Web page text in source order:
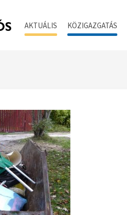
AKTUÁLIS KÖZIGAZGATÁS